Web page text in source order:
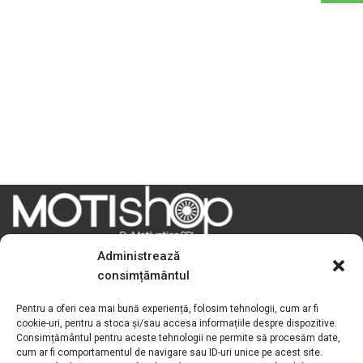
Administrează
consimțământul
Pentru a oferi cea mai bună experiență, folosim tehnologii, cum ar fi
cookie-uri, pentru a stoca și/sau accesa informațiile despre dispozitive.
Consimțământul pentru aceste tehnologii ne permite să procesăm date,
cum ar fi comportamentul de navigare sau ID-uri unice pe acest site.
Motivation S.R.L
Adresa:Str. Podișor nr.1, loc. Buda